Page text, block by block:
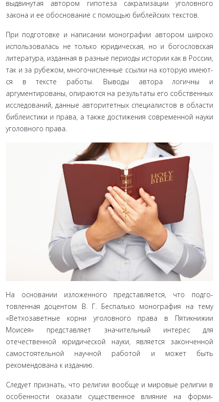
выдвинутая автором гипотеза сакрализации уголовного
закона и ее обо­снование с помощью библейских текстов.
При подготовке и написании монографии автором широ­ко
использовалась не только юридическая, но и богословская
литература, изданная в разные периоды истории как в России,
так и за рубежом, многочисленные ссылки на которую имеют­
ся в тексте работы. Выводы автора логичны и
аргументирова­ны, опираются на результаты его собственных
исследований, данные авторитетных специалистов в области
библеистики и права, а также достижения современной науки
уголовного права.
На основании изложенного представляется, что подго­
товленная доцентом В. Г. Беспалько монография на тему
«Вет­хозаветные корни уголовного права в Пятикнижии
Моисея» представляет значительный интерес для
отечественной юри­дической науки, является законченной
самостоятельной науч­ной работой и может быть
рекомендована к изданию.
Следует признать, что религии вообще и мировые рели­гии в
особенности оказали существенное влияние на форми­